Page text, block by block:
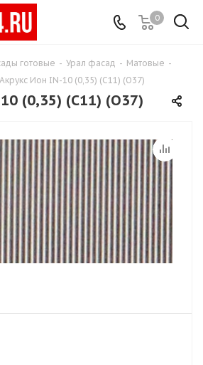
0
готовые - Урал фасад - Матовые -
Акрукс Ион IN-10 (0,35) (С11) (О37)
(0,35) (С11) (О37)